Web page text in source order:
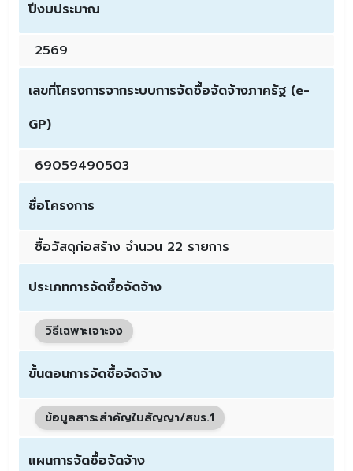
ปีงบประมาณ
2569
เลขที่โครงการจากระบบการจัดซื้อจัดจ้างภาครัฐ (e-
GP)
69059490503
ชื่อโครงการ
ซื้อวัสดุก่อสร้าง จำนวน 22 รายการ
ประเภทการจัดซื้อจัดจ้าง
วิธีเฉพาะเจาะจง
ขั้นตอนการจัดซื้อจัดจ้าง
ข้อมูลสาระสำคัญในสัญญา/สขร.1
แผนการจัดซื้อจัดจ้าง